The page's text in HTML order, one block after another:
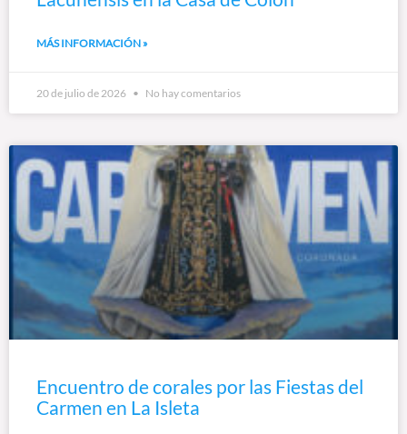
MÁS INFORMACIÓN »
20 de julio de 2026 No hay comentarios
Encuentro de corales por las Fiestas del
Carmen en La Isleta